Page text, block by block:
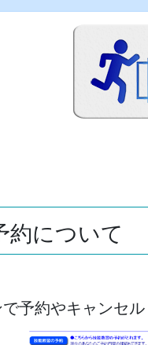
約について
予約やキャンセル